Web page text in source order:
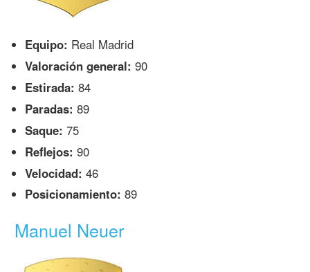
Equipo: Real Madrid
Valoración general: 90
Estirada: 84
Paradas: 89
Saque: 75
Reflejos: 90
Velocidad: 46
Posicionamiento: 89
Manuel Neuer